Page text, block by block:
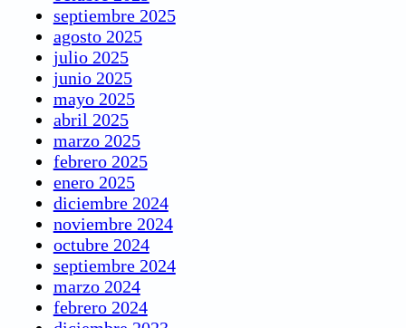
septiembre 2025
agosto 2025
julio 2025
junio 2025
mayo 2025
abril 2025
marzo 2025
febrero 2025
enero 2025
diciembre 2024
noviembre 2024
octubre 2024
septiembre 2024
marzo 2024
febrero 2024